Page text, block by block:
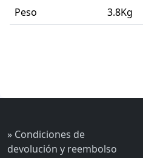
Peso 3.8Kg
» Condiciones de
devolución y reembolso